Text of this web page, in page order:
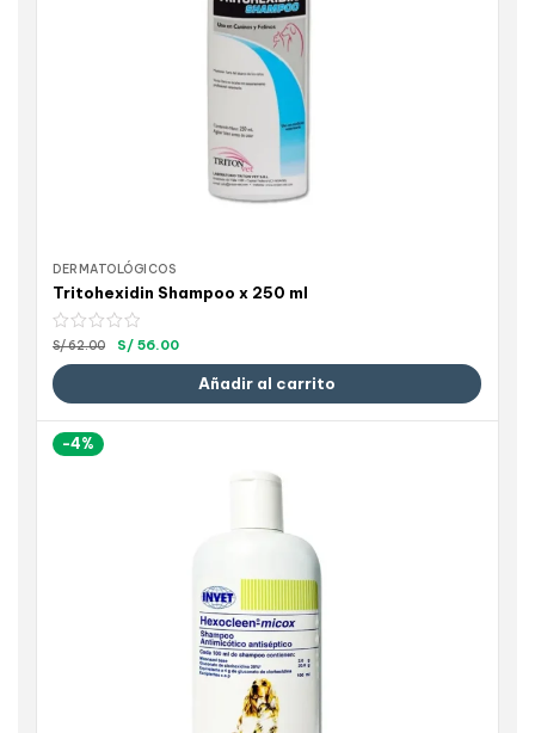
DERMATOLÓGICOS
Tritohexidin Shampoo x 250 ml
S/62.00 S/ 56.00
Añadir al carrito
-4%